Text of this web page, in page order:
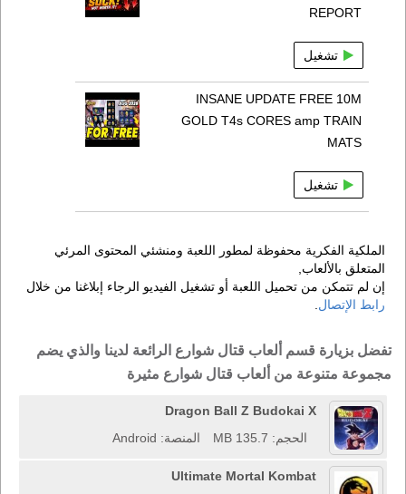
REPORT
تشغيل
INSANE UPDATE FREE 10M
GOLD T4s CORES amp TRAIN
MATS
تشغيل
الملكية الفكرية محفوظة لمطور اللعبة ومنشئي المحتوى المرئي
المتعلق بالألعاب,
إن لم تتمكن من تحميل اللعبة أو تشغيل الفيديو الرجاء إبلاغنا من خلال
رابط الإتصال.
تفضل بزيارة قسم ألعاب قتال شوارع الرائعة لدينا والذي يضم
مجموعة متنوعة من ألعاب قتال شوارع مثيرة
Dragon Ball Z Budokai X
الحجم: 135.7 MB
المنصة: Android
Ultimate Mortal Kombat